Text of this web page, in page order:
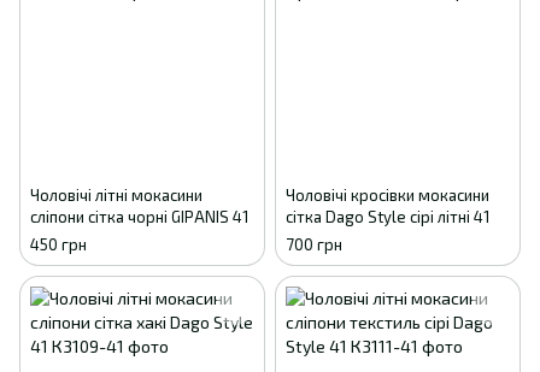
Чоловічі літні мокасини
сліпони сітка чорні GIPANIS 41
450 грн
Чоловічі кросівки мокасини
сітка Dago Style сірі літні 41
700 грн